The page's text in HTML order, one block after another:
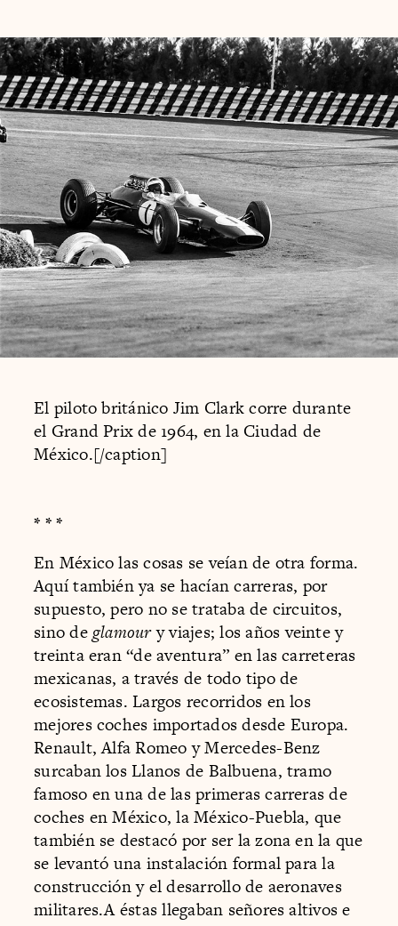
El piloto británico Jim Clark corre durante
el Grand Prix de 1964, en la Ciudad de
México.[/caption]
* * *
En México las cosas se veían de otra forma.
Aquí también ya se hacían carreras, por
supuesto, pero no se trataba de circuitos,
sino deglamoury viajes; los años veinte y
treinta eran “de aventura” en las carreteras
mexicanas, a través de todo tipo de
ecosistemas. Largos recorridos en los
mejores coches importados desde Europa.
Renault, Alfa Romeo y Mercedes-Benz
surcaban los Llanos de Balbuena, tramo
famoso en una de las primeras carreras de
coches en México, la México-Puebla, que
también se destacó por ser la zona en la que
se levantó una instalación formal para la
construcción y el desarrollo de aeronaves
militares.A éstas llegaban señores altivos e